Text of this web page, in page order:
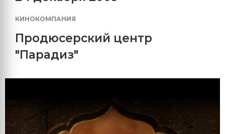
КИНОКОМПАНИЯ
Продюсерский центр
"Парадиз"